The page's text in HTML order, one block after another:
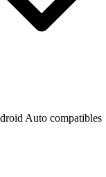
Auto compatibles